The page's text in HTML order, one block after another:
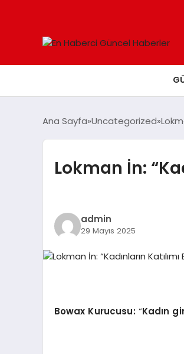
Ana Sayfa Uncategorized
Lokman İn:
admin
29 Mayıs 2025
Bowax Kurucusu: “Kadın